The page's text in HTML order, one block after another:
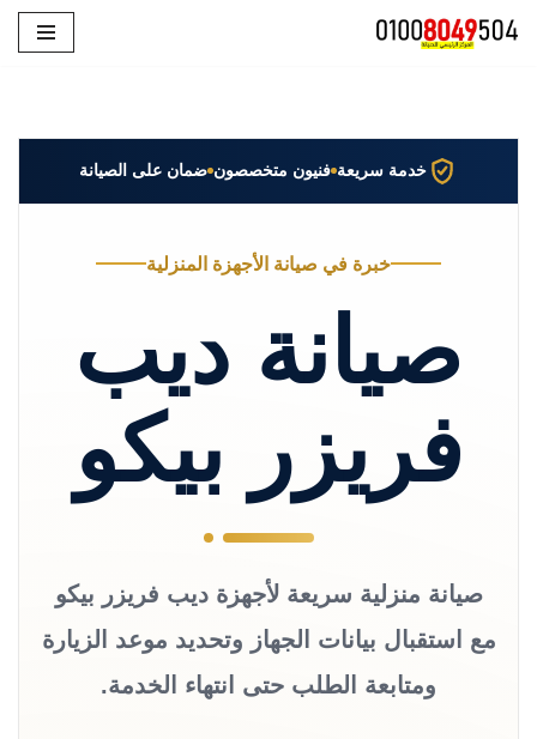
خدمة سريعة فنيون متخصصون ضمان على الصيانة
خبرة في صيانة الأجهزة المنزلية
صيانة ديب
فريزر بيكو
صيانة منزلية سريعة لأجهزة ديب فريزر بيكو
مع استقبال بيانات الجهاز وتحديد موعد الزيارة
ومتابعة الطلب حتى انتهاء الخدمة.